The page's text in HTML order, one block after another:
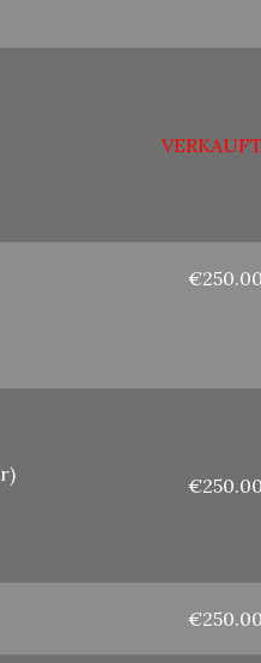
VERKAUFT
€250.00
€250.00
€250.00